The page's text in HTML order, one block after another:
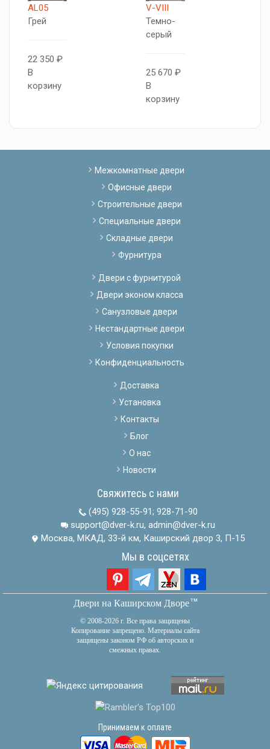
AL05
Грей
22 350 ₽
В
корзину
V-VIII
Темно-
серый
25 670 ₽
В
корзину
Межкомнатные двери
Офисные двери
Строительные двери
Специальные двери
Складные двери
Фурнитура
Двери с фурнитурой
Двери эконом класса
Санузловые двери
Нестандартные двери
Условия покупки
Конфиденциальность
Доставка
Установка
Контакты
Блог
О нас
Новости
Свяжитесь с нами
(495) 928-55-91; 928-71-90
support@dver-k.ru, admin@dver-k.ru
Москва, МКАД, 33-й км, Каширский двор 3, П-15
Мы в соцсетях
Двери на Каширском Дворетм
© 2008-2026 г. Все права защищены
Копирование запрещено. Материалы сайта
защищены законом РФ об авторских и
смежных правах.
Принимаем к оплате